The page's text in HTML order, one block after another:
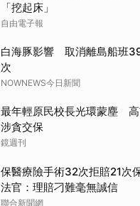
「挖起床」
自由電子報
白海豚影響 取消離島船班
次
NOWNEWS今日新聞
最年輕原民校長光環蒙塵 高
涉貪交保
鏡週刊
保醫療險手術32次拒賠21次
法官：理賠刁難毫無誠信
聯合新聞網